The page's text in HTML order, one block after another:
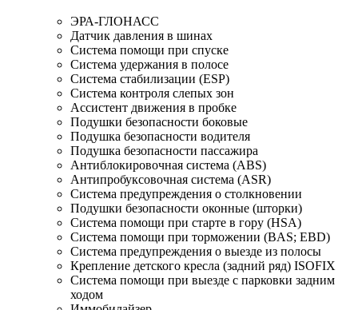
ЭРА-ГЛОНАСС
Датчик давления в шинах
Система помощи при спуске
Система удержания в полосе
Система стабилизации (ESP)
Система контроля слепых зон
Ассистент движения в пробке
Подушки безопасности боковые
Подушка безопасности водителя
Подушка безопасности пассажира
Антиблокировочная система (ABS)
Антипробуксовочная система (ASR)
Система предупреждения о столкновении
Подушки безопасности оконные (шторки)
Система помощи при старте в гору (HSA)
Система помощи при торможении (BAS; EBD)
Система предупреждения о выезде из полосы
Крепление детского кресла (задний ряд) ISOFIX
Система помощи при выезде с парковки задним
ходом